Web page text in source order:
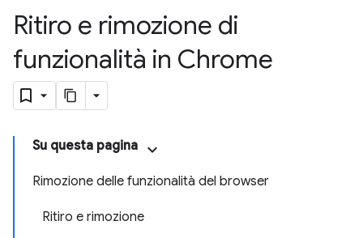
Ritiro e rimozione di
funzionalità in Chrome
Su questa pagina
Rimozione delle funzionalità del browser
Ritiro e rimozione